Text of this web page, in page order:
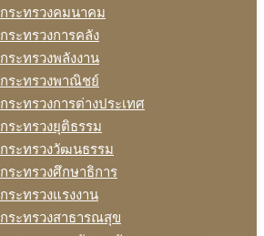
กระทรวงคมนาคม
กระทรวงการคลัง
กระทรวงพลังงาน
กระทรวงพาณิชย์
กระทรวงการต่างประเทศ
กระทรวงยุติธรรม
กระทรวงวัฒนธรรม
กระทรวงศึกษาธิการ
กระทรวงแรงงาน
กระทรวงสาธารณสุข